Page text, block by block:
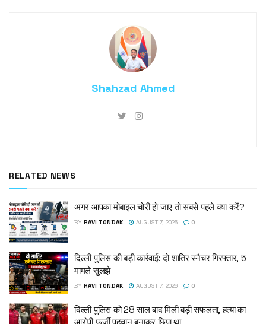
Shahzad Ahmed
RELATED NEWS
अगर आपका मोबाइल चोरी हो जाए तो सबसे पहले क्या करें?
BY RAVI TONDAK AUGUST 7, 2026 0
दिल्ली पुलिस की बड़ी कार्रवाई: दो शातिर स्नैचर गिरफ्तार, 5
मामले सुलझे
BY RAVI TONDAK AUGUST 7, 2026 0
दिल्ली पुलिस को 28 साल बाद मिली बड़ी सफलता, हत्या का